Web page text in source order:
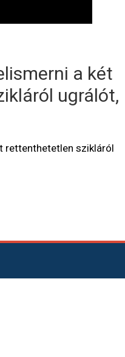
a két
ugrálót,
rettenthetetlen szikláról